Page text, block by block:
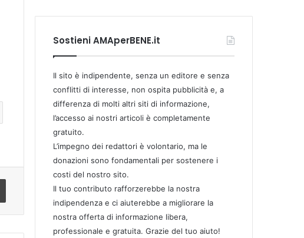
Sostieni AMAperBENE.it
Il sito è indipendente, senza un editore e senza
conflitti di interesse, non ospita pubblicità e, a
differenza di molti altri siti di informazione,
l’accesso ai nostri articoli è completamente
gratuito.
L’impegno dei redattori è volontario, ma le
donazioni sono fondamentali per sostenere i
costi del nostro sito.
Il tuo contributo rafforzerebbe la nostra
indipendenza e ci aiuterebbe a migliorare la
nostra offerta di informazione libera,
professionale e gratuita. Grazie del tuo aiuto!